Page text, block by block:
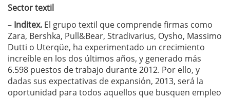
Sector textil
– Inditex. El grupo textil que comprende firmas como
Zara, Bershka, Pull&Bear, Stradivarius, Oysho, Massimo
Dutti o Uterqüe, ha experimentado un crecimiento
increíble en los dos últimos años, y generado más
6.598 puestos de trabajo durante 2012. Por ello, y
dadas sus expectativas de expansión, 2013, será la
oportunidad para todos aquellos que busquen empleo